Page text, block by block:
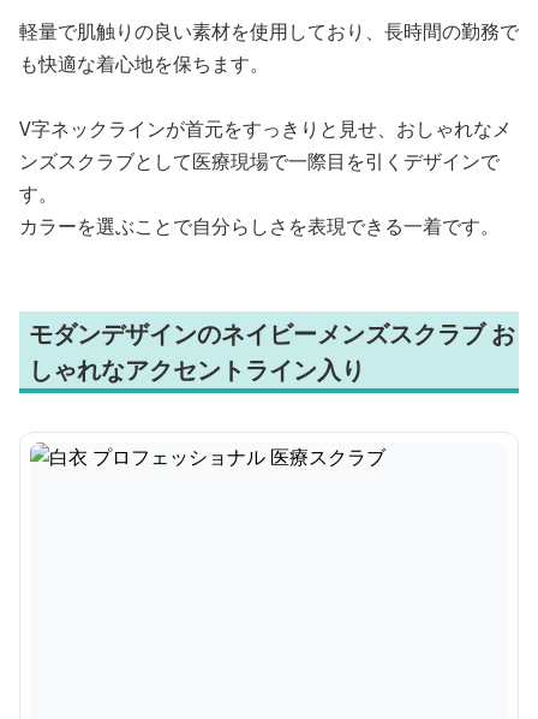
軽量で肌触りの良い素材を使用しており、長時間の勤務で
も快適な着心地を保ちます。
V字ネックラインが首元をすっきりと見せ、おしゃれなメ
ンズスクラブとして医療現場で一際目を引くデザインで
す。
カラーを選ぶことで自分らしさを表現できる一着です。
モダンデザインのネイビーメンズスクラブ お
しゃれなアクセントライン入り